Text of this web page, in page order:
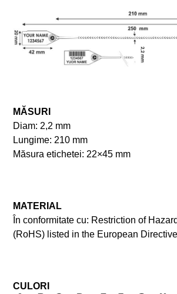
MĂSURI
Diam: 2,2 mm
Lungime: 210 mm
Măsura etichetei: 22×45 mm
MATERIAL
În conformitate cu: Restriction of
(RoHS) listed in the European
CULORI